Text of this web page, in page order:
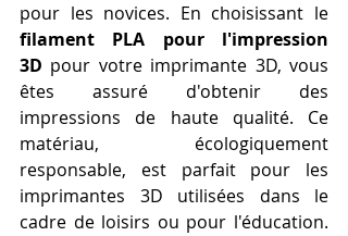
filament PLA pour l'impression
3D pour votre imprimante 3D, vous
êtes assuré d'obtenir des
impressions de haute qualité. Ce
matériau, écologiquement
responsable, est parfait pour les
imprimantes 3D utilisées dans le
cadre de loisirs ou pour l'éducation.